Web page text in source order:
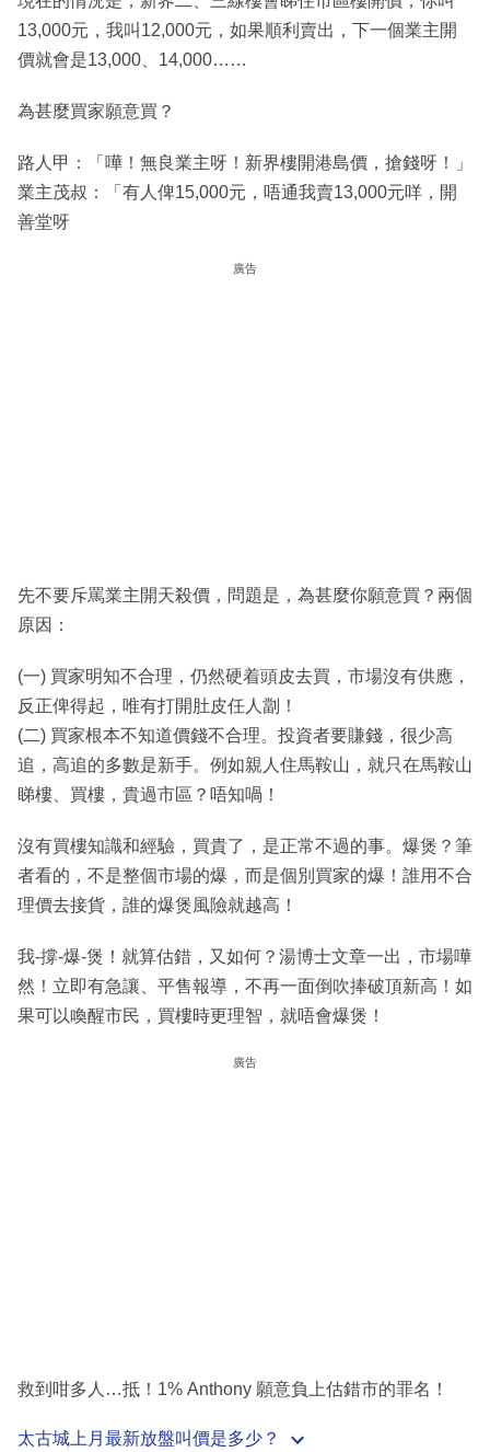
13,000元，我叫12,000元，如果順利賣出，下一個業主開
價就會是13,000、14,000……
為甚麼買家願意買？
路人甲：「嘩！無良業主呀！新界樓開港島價，搶錢呀！」
業主茂叔：「有人俾15,000元，唔通我賣13,000元咩，開
善堂呀
廣告
先不要斥罵業主開天殺價，問題是，為甚麼你願意買？兩個
原因：
(一) 買家明知不合理，仍然硬着頭皮去買，市場沒有供應，
反正俾得起，唯有打開肚皮任人劏！
(二) 買家根本不知道價錢不合理。投資者要賺錢，很少高
追，高追的多數是新手。例如親人住馬鞍山，就只在馬鞍山
睇樓、買樓，貴過市區？唔知喎！
沒有買樓知識和經驗，買貴了，是正常不過的事。爆煲？筆
者看的，不是整個市場的爆，而是個別買家的爆！誰用不合
理價去接貨，誰的爆煲風險就越高！
我-撐-爆-煲！就算估錯，又如何？湯博士文章一出，市場嘩
然！立即有急讓、平售報導，不再一面倒吹捧破頂新高！如
果可以喚醒市民，買樓時更理智，就唔會爆煲！
廣告
救到咁多人…抵！1% Anthony 願意負上估錯市的罪名！
太古城上月最新放盤叫價是多少？